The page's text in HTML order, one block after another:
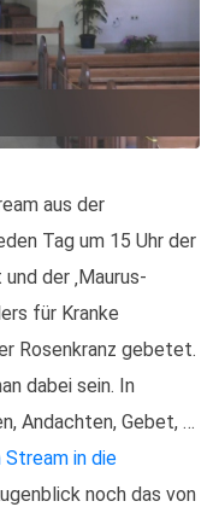
aus der
Tag um 15 Uhr der
der ‚Maurus-
für Kranke
Rosenkranz gebetet.
dabei sein. In
Andachten, Gebet, …
Stream in die
noch das von